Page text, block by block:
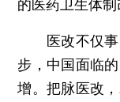
的医药卫生体制
医改不仅事
步，中国面临
增。把脉医改